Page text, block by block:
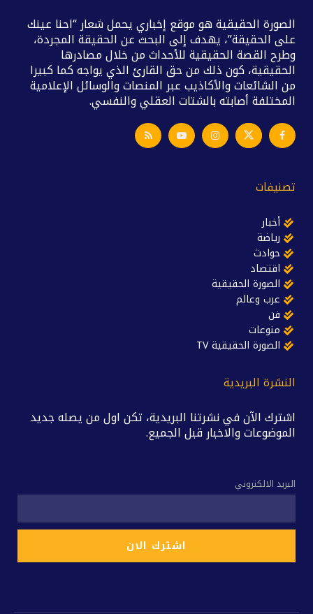
الصورة الحقيقية هو موقع إخباري يحمل شعار “احنا عينك
على الحقيقة”، يهدف إلى البحث عن الحقيقة المجردة،
وطرح القصة الحقيقية للأحداث من خلال مصادرها
الحقيقية، كون ذلك من حق القارئ الذي يواجه كما كبيرا
من الشائعات والأكاذيب عبر المنصات والوسائل الإعلامية
المختلفة أصابته بالشتات العقلي والنفسي.
تصنيفات
أخبار
رياضة
حوادث
اقتصاد
الصورة الحقيقية
عرب وعالم
فن
منوعات
الصورة الحقيقية TV
النشرة البريدية
اشترك الآن في نشرتنا البريدية، تكن اول من يصله جديد
الموضوعات والاخبار قبل الجميع.
البريد الالكتروني